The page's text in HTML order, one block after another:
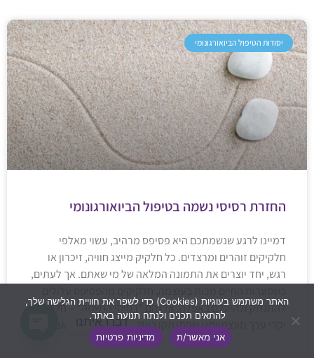
יסודות הטיפול הביואורגונומי
החזרת רסיסי נשמה בטיפול הביואורגונומי
דמיינו לרגע שנשמתכם היא פסיפס מרהיב, עשוי מאלפי
חלקיקים זוהרים ומרצדים. כל חלקיק מייצג חוויה, זיכרון או
רגש, יחד יוצרים את התמונה המלאה של מי שאתם. אך לעתים,
להתנתק ולהיעלם באפלה. אלו הם “רסיסי הנשמה” – חלקים
יקרי ערך מעצמיותנו שהתנתקו בעקבות טראומה או כאב עמוק.
האתר משתמש בעוגיות (Cookies) כדי לשפר את חוויית הגלישה שלך,
להתאים תכנים ולנתח תנועה באתר.
אני מאשר/ת
מדיניות פרטיות
דברו איתנו